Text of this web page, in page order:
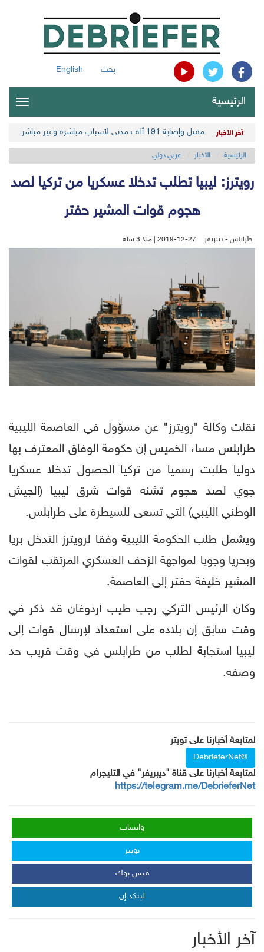
بحث English
الرئيسية
آخر الأخبار مقتل وإصابة 191 ألف مدني لأسباب مباشرة وغير مباشرة في أحدث حصيلة حوثية
الرئيسية الأخبار عربي دولي
رويترز: ليبيا تطلب تدخلا عسكريا من تركيا لصد
هجوم قوات المشير حفتر
طرابلس - ديبريفر 2019-12-27 | منذ 3 سنة
نقلت وكالة "رويترز" عن مسؤول في العاصمة الليبية
طرابلس مساء الخميس إن حكومة الوفاق المعترف بها
دوليا طلبت رسميا من تركيا الحصول تدخلا عسكريا
جوي لصد هجوم تشنه قوات شرق ليبيا (الجيش
الوطني الليبي) التي تسعى للسيطرة على طرابلس.
ويشمل طلب الحكومة الليبية وفقا لرويترز التدخل بريا
وبحريا وجويا لمواجهة الزحف العسكري المرتقب لقوات
المشير خليفة حفتر إلى العاصمة.
وكان الرئيس التركي رجب طيب أردوغان قد ذكر في
وقت سابق إن بلاده على استعداد لإرسال قوات إلى
ليبيا استجابة لطلب من طرابلس في وقت قريب حد
وصفه.
لمتابعة أخبارنا على تويتر
@DebrieferNet
لمتابعة أخبارنا على قناة "ديبريفر" في التليجرام
https://telegram.me/DebrieferNet
واتساب
تويتر
فيس بوك
لينكد إن
آخر الأخبار